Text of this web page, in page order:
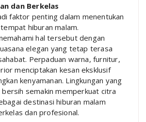
dan Berkelas
faktor penting dalam menentukan
hiburan malam.
hal tersebut dengan
elegan yang tetap terasa
Perpaduan warna, furnitur,
menciptakan kesan eksklusif
kenyamanan. Lingkungan yang
semakin memperkuat citra
destinasi hiburan malam
dan profesional.